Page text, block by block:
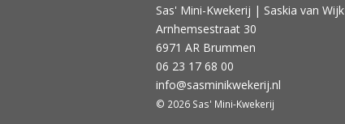
Sas' Mini-Kwekerij | Saskia van Wijk
Arnhemsestraat 30
6971 AR Brummen
06 23 17 68 00
info@sasminikwekerij.nl
© 2026 Sas' Mini-Kwekerij